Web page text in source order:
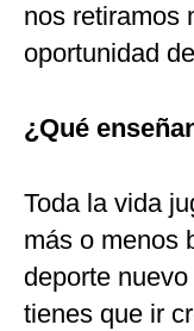
nos retiramos
oportunidad
¿Qué
Toda la vida
más o menos
deporte
tienes que ir